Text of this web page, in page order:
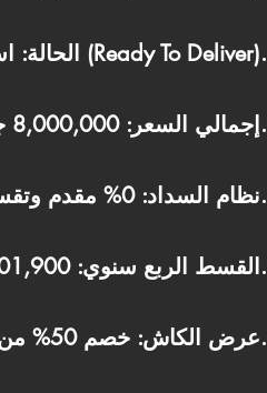
الحالة: استلام فوري (Ready To Deliver).
إجمالي السعر: 8,000,000 جنيه مصري.
نظام السداد: 0% مقدم وتقسيط على 10 سنوات (أقساط متساوية).
القسط الربع سنوي: 201,900 جنيه.
عرض الكاش: خصم 50% من إجمالي السعر.